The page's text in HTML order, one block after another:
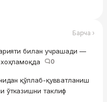
Барча ›
билан учрашади —
0
қўллаб-қувватланиш
ўтказишни таклиф